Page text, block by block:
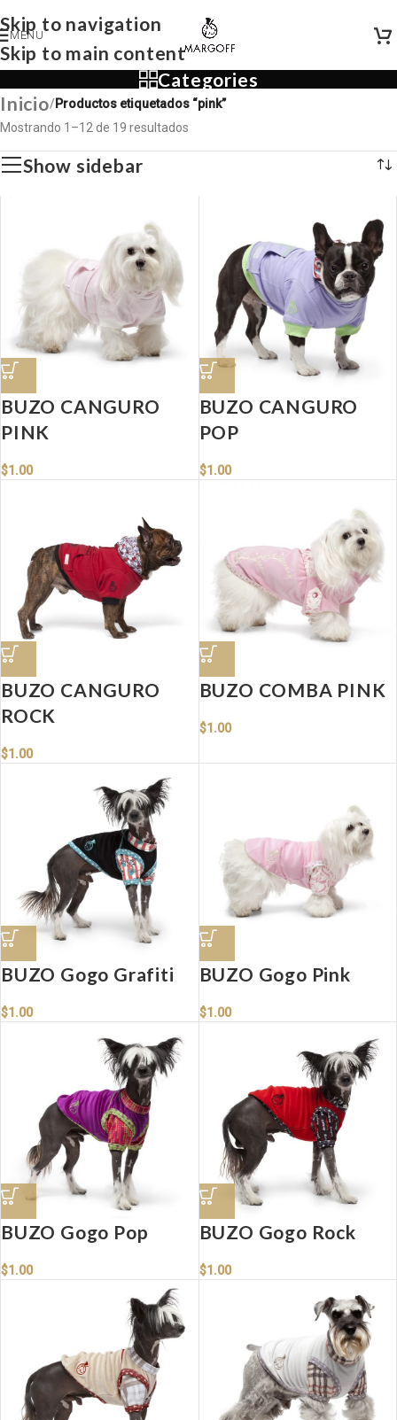
Skip to navigation
Skip to main content
MENU
Categories
Inicio/Productos etiquetados “pink”
Mostrando 1–12 de 19 resultados
Show sidebar
BUZO CANGURO
PINK
$1.00
BUZO CANGURO
POP
$1.00
BUZO CANGURO
ROCK
$1.00
BUZO COMBA PINK
$1.00
BUZO Gogo Grafiti
$1.00
BUZO Gogo Pink
$1.00
BUZO Gogo Pop
$1.00
BUZO Gogo Rock
$1.00